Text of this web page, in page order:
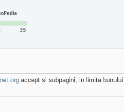
35
accept si subpagini, in limita